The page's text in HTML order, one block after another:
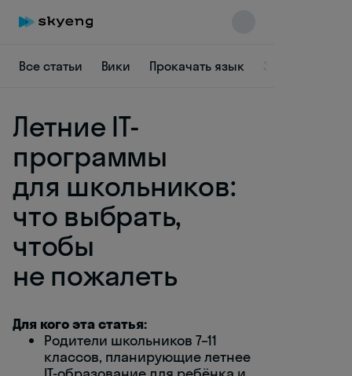
Все статьи Вики Прокачать язык Заставить
Летние IT-
программы
для школьников:
что выбрать,
чтобы
не пожалеть
Для кого эта статья:
Родители школьников 7–11
классов, планирующие летнее
Skyeng Chat
online